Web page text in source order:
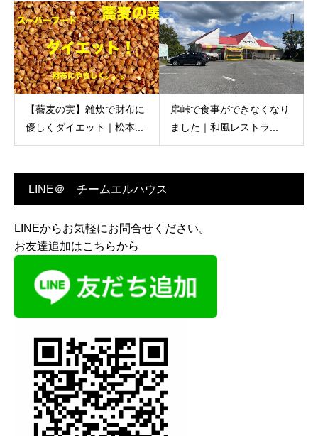
【蕎麦の実】雑炊で財布に
優しくダイエット｜松本...
扉峠で食事ができなくなり
ました｜和風レストラ...
LINE＠ チームエルハウス
LINEからお気軽にお問合せください。
お友達追加はこちらから